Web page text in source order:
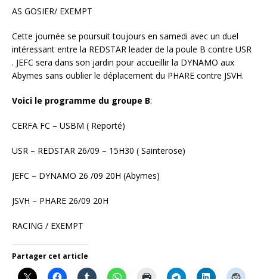
AS GOSIER/ EXEMPT
Cette journée se poursuit toujours en samedi avec un duel
intéressant entre la REDSTAR leader de la poule B contre USR
. JEFC sera dans son jardin pour accueillir la DYNAMO aux
Abymes sans oublier le déplacement du PHARE contre JSVH.
Voici le programme du groupe B:
CERFA FC – USBM ( Reporté)
USR – REDSTAR 26/09 – 15H30 ( Sainterose)
JEFC – DYNAMO 26 /09 20H (Abymes)
JSVH – PHARE 26/09 20H
RACING / EXEMPT
Partager cet article